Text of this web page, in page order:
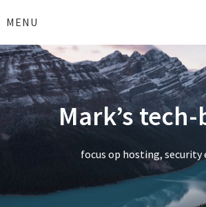
toMENU
Mark’s
focus op hosting, security